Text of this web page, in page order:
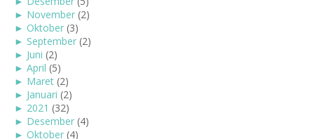
► November (2)
► Oktober (3)
► September (2)
► Juni (2)
► April (5)
► Maret (2)
► Januari (2)
► 2021 (32)
► Desember (4)
► Oktober (4)